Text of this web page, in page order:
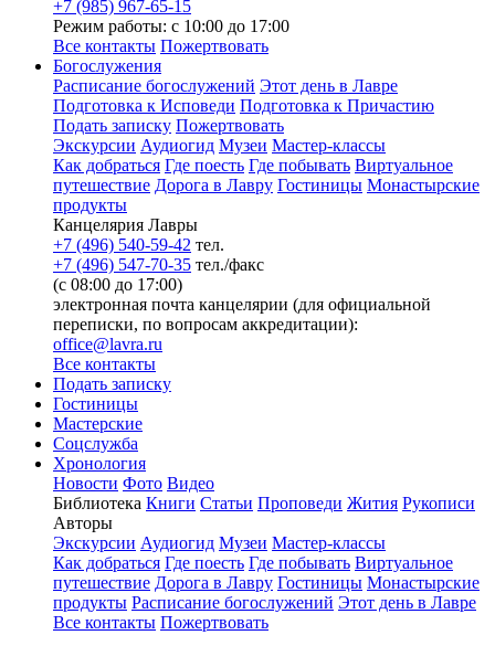
+7 (985) 967-65-15
Режим работы: с 10:00 до 17:00
Все контакты Пожертвовать
Богослужения
Расписание богослужений Этот день в Лавре
Подготовка к Исповеди Подготовка к Причастию
Подать записку Пожертвовать
Экскурсии Аудиогид Музеи Мастер-классы
Как добраться Где поесть Где побывать Виртуальное
путешествие Дорога в Лавру Гостиницы Монастырские
продукты
Канцелярия Лавры
+7 (496) 540-59-42 тел.
+7 (496) 547-70-35 тел./факс
(с 08:00 до 17:00)
электронная почта канцелярии (для официальной
переписки, по вопросам аккредитации):
office@lavra.ru
Все контакты
Подать записку
Гостиницы
Мастерские
Соцслужба
Хронология
Новости Фото Видео
Библиотека Книги Статьи Проповеди Жития Рукописи
Авторы
Экскурсии Аудиогид Музеи Мастер-классы
Как добраться Где поесть Где побывать Виртуальное
путешествие Дорога в Лавру Гостиницы Монастырские
продукты Расписание богослужений Этот день в Лавре
Все контакты Пожертвовать